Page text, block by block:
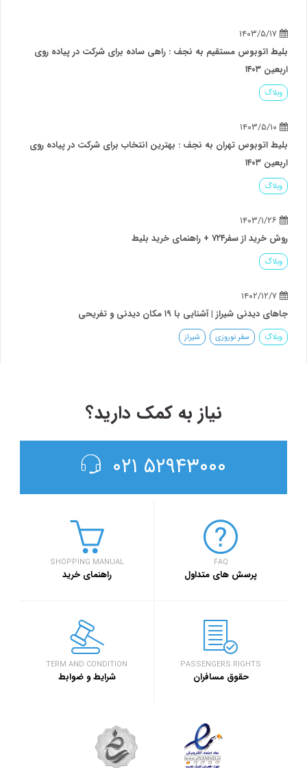
بلیط اتوبوس مستقیم به نجف : راهی ساده برای شرکت در پیاده روی
اربعین ۱۴۰۳
وبلاگ
بلیط اتوبوس تهران به نجف : بهترین انتخاب برای شرکت در پیاده روی
اربعین ۱۴۰۳
وبلاگ
روش خرید از سفر۷۲۴ + راهنمای خرید بلیط
وبلاگ
جاهای دیدنی شیراز | آشنایی با ۱۹ مکان دیدنی و تفریحی
وبلاگ سفر نوروزی شیراز
نیاز به کمک دارید؟
۵۲۹۴۳۰۰۰ ۰۲۱
SHOPPING MANUAL
راهنمای خرید
FAQ
پرسش های متداول
TERM AND CONDITION
شرایط و ضوابط
PASSENGERS RIGHTS
حقوق مسافران